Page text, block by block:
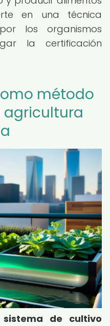
en una técnica
los organismos
la certificación
método
agricultura
de cultivo